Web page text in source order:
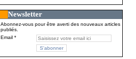
Newsletter
Abonnez-vous pour être averti des nouveaux articles
publiés.
Email